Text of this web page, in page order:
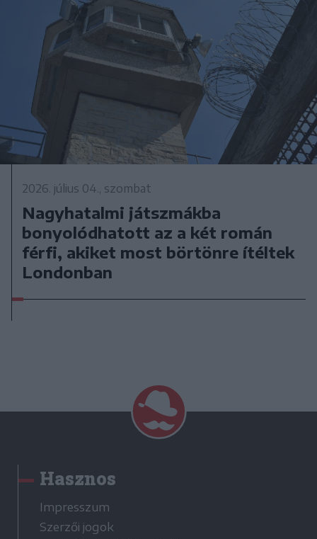
2026. július 04., szombat
Nagyhatalmi játszmákba
bonyolódhatott az a két román
férfi, akiket most börtönre ítéltek
Londonban
Hasznos
Impresszum
Szerzői jogok